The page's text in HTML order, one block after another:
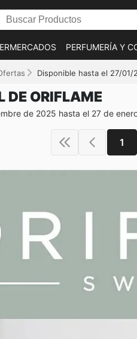
PERFUMERÍA Y
Disponible hasta el 27/01/
DE ORIFLAME
de 2025 hasta el 27 de
1